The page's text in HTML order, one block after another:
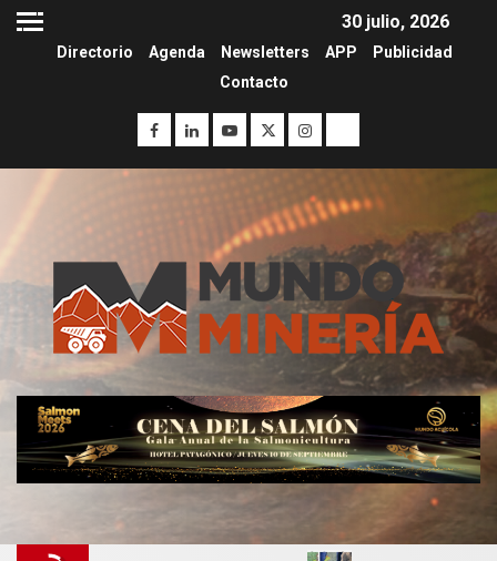
30 julio, 2026
Directorio Agenda Newsletters APP
Publicidad
Contacto